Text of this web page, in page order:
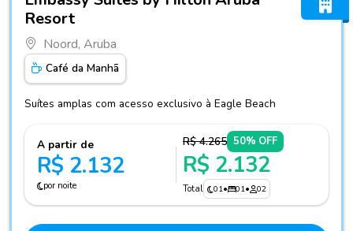
Resort
Noord, Aruba
Café da Manhã
Suítes amplas com acesso exclusivo à Eagle Beach
A partir de
R$ 2.132
por noite
R$ 4.265 50% OFF
R$ 2.132
Total 01• 01• 02